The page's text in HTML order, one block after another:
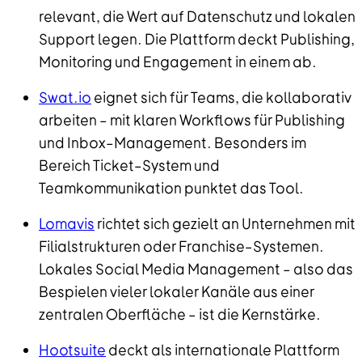
relevant, die Wert auf Datenschutz und lokalen
Support legen. Die Plattform deckt Publishing,
Monitoring und Engagement in einem ab.
Swat.io eignet sich für Teams, die kollaborativ
arbeiten – mit klaren Workflows für Publishing
und Inbox–Management. Besonders im
Bereich Ticket–System und
Teamkommunikation punktet das Tool.
Lomavis richtet sich gezielt an Unternehmen mit
Filialstrukturen oder Franchise–Systemen.
Lokales Social Media Management – also das
Bespielen vieler lokaler Kanäle aus einer
zentralen Oberfläche – ist die Kernstärke.
Hootsuite deckt als internationale Plattform